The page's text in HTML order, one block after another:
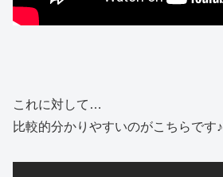
これに対して…
比較的分かりやすいのがこちらです♪